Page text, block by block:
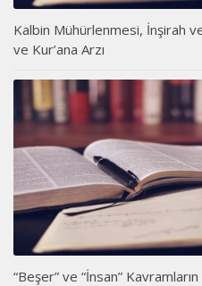
Kalbin Mühürlenmesi, İnşirah
ve Kur’ana Arzı
“Beşer” ve “İnsan”